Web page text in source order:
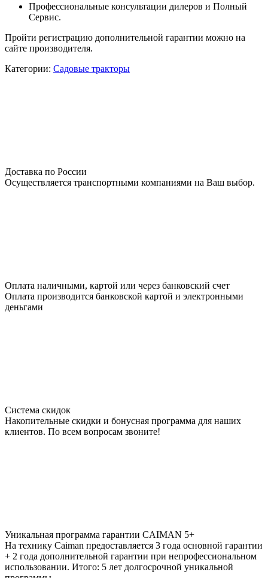
Профессиональные консультации дилеров и Полный
Сервис.
Пройти регистрацию дополнительной гарантии можно на
сайте производителя.
Категории: Садовые тракторы
Доставка по России
Осуществляется транспортными компаниями на Ваш выбор.
Оплата наличными, картой или через банковский счет
Оплата производится банковской картой и электронными
деньгами
Система скидок
Накопительные скидки и бонусная программа для наших
клиентов. По всем вопросам звоните!
Уникальная программа гарантии CAIMAN 5+
На технику Caiman предоставляется 3 года основной гарантии
+ 2 года дополнительной гарантии при непрофессиональном
использовании. Итого: 5 лет долгосрочной уникальной